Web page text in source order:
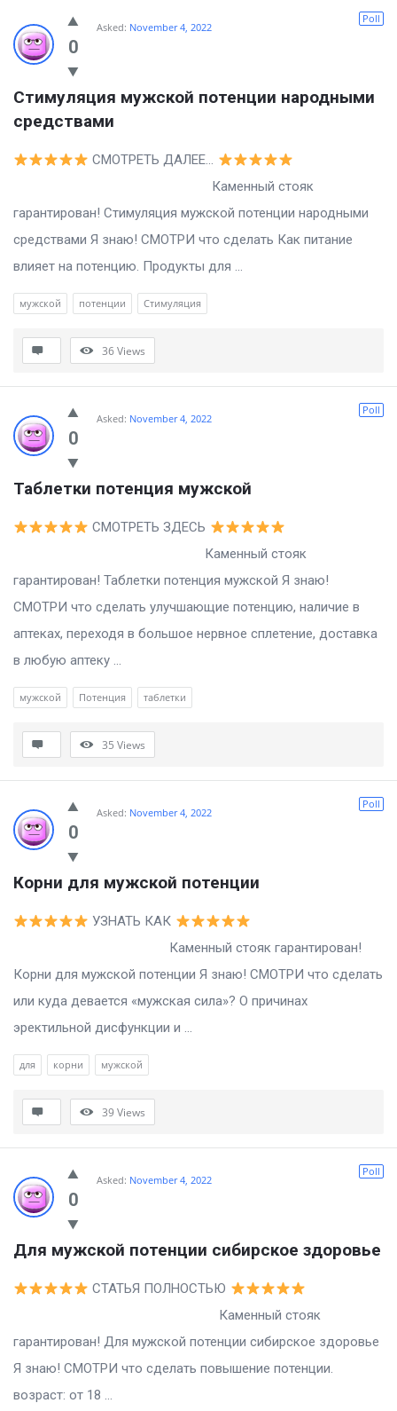
0
Poll
Asked: November 4, 2022
Стимуляция мужской потенции народными
средствами
СМОТРЕТЬ ДАЛЕЕ…
Каменный стояк
гарантирован! Стимуляция мужской потенции народными
средствами Я знаю! СМОТРИ что сделать Как питание
влияет на потенцию. Продукты для ...
мужской потенции Стимуляция
36Views
0
Poll
Asked: November 4, 2022
Таблетки потенция мужской
СМОТРЕТЬ ЗДЕСЬ
Каменный стояк
гарантирован! Таблетки потенция мужской Я знаю!
СМОТРИ что сделать улучшающие потенцию, наличие в
аптеках, переходя в большое нервное сплетение, доставка
в любую аптеку ...
мужской Потенция таблетки
35 Views
0
Poll
Asked: November 4, 2022
Корни для мужской потенции
УЗНАТЬ КАК
Каменный стояк гарантирован!
Корни для мужской потенции Я знаю! СМОТРИ что сделать
или куда девается «мужская сила»? О причинах
эректильной дисфункции и ...
для корни мужской
39Views
0
Poll
Asked: November 4, 2022
Для мужской потенции сибирское здоровье
СТАТЬЯ ПОЛНОСТЬЮ
Каменный стояк
гарантирован! Для мужской потенции сибирское здоровье
Я знаю! СМОТРИ что сделать повышение потенции.
возраст: от 18 ...